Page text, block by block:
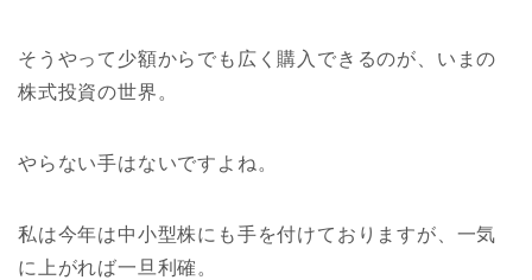
そうやって少額からでも広く購入できるのが、いまの
株式投資の世界。
やらない手はないですよね。
私は今年は中小型株にも手を付けておりますが、一気
に上がれば一旦利確。